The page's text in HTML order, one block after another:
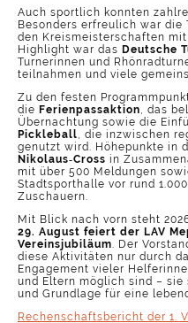
Auch sportlich konnten
Besonders erfreulich war die
den Kreismeisterschaften
Highlight war das Deutsche
Turnerinnen und
teilnahmen und viele
Zu den festen
die Ferienpassaktion , das
Übernachtung sowie die
Pickleball , die inzwischen
genutzt wird. Höhepunkte in
Nikolaus‑Cross in
mit über 500 Meldungen
Stadtsporthalle vor rund
Zuschauern.
Mit Blick nach vorn steht
29. August feiert der LAV
Vereinsjubiläum. Der
diese Aktivitäten nur durch
Engagement vieler
und Eltern möglich sind – sie
und Grundlage für eine
Rechenschaftsbericht der 1.